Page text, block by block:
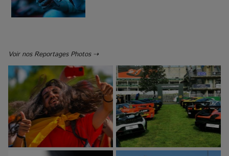
Voir nos Reportages Photos ⇢